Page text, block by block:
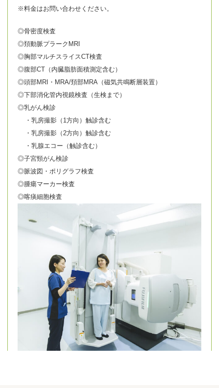
※料金はお問い合わせください。
◎骨密度検査
◎頚動脈プラークMRI
◎胸部マルチスライスCT検査
◎腹部CT（内臓脂肪面積測定含む）
◎頭部MRI・MRA/頚部MRA（磁気共鳴断層装置）
◎下部消化管内視鏡検査（生検まで）
◎乳がん検診
・乳房撮影（1方向）触診含む
・乳房撮影（2方向）触診含む
・乳腺エコー（触診含む）
◎子宮頸がん検診
◎脈波図・ポリグラフ検査
◎腫瘍マーカー検査
◎喀痰細胞検査